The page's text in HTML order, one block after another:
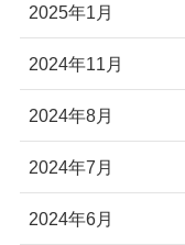
2025年1月
2024年11月
2024年8月
2024年7月
2024年6月